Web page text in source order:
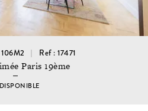
Ref : 17471
Paris 19ème